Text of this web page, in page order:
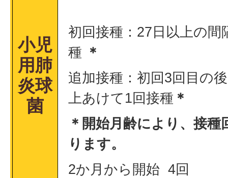
小児
用肺
炎球
菌
初回接種：27日以上の間
種 ＊
追加接種：初回3回目の
上あけて1回接種 ＊
＊開始月齢により、接種
ります。
2か月から開始 4回